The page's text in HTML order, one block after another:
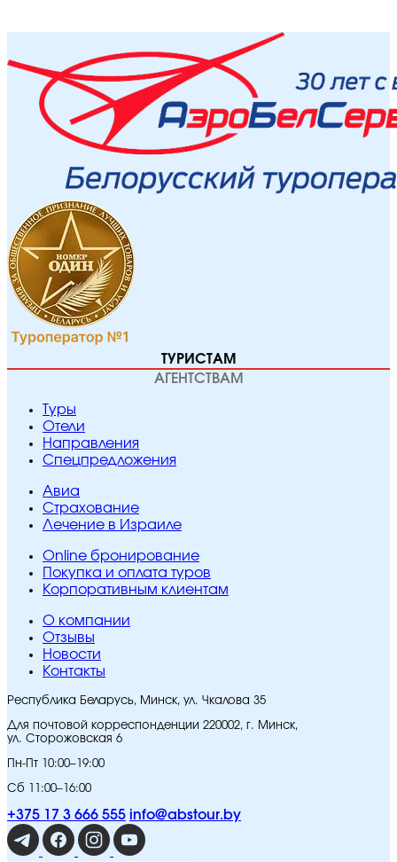
ТУРИСТАМ
АГЕНТСТВАМ
Туры
Отели
Направления
Спецпредложения
Авиа
Страхование
Лечение в Израиле
Online бронирование
Покупка и оплата туров
Корпоративным клиентам
O компании
Отзывы
Новости
Контакты
Республика Беларусь, Минск, ул. Чкалова 35
Для почтовой корреспонденции 220002, г. Минск,
ул. Сторожовская 6
Пн-Пт 10:00–19:00
Сб 11:00–16:00
+375 17 3 666 555 info@abstour.by